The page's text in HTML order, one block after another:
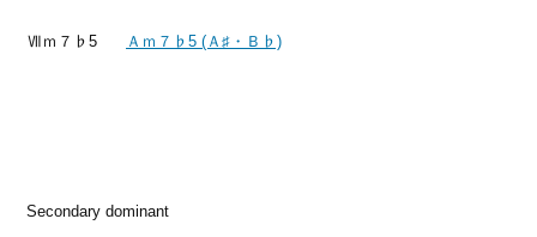
Ⅶｍ７♭5 Ａｍ７♭5 (Ａ♯・Ｂ♭)
Secondary dominant